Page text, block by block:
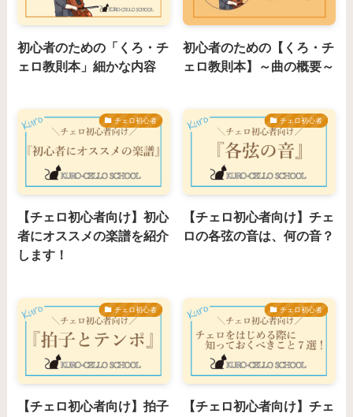
初心者のための「くろ・チ
ェロ教則本」細かな内容
初心者のための【くろ・チ
ェロ教則本】～曲の概要～
チェロ初心者
【チェロ初心者向け】初心
者にオススメの楽譜を紹介
します！
チェロ初心者
【チェロ初心者向け】チェ
ロの各弦の音は、何の音？
チェロ初心者
【チェロ初心者向け】拍子
チェロ初心者
【チェロ初心者向け】チェ